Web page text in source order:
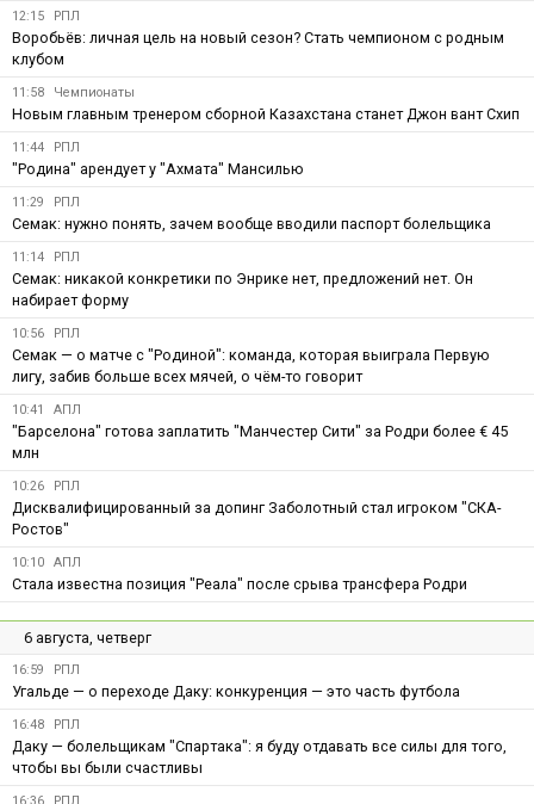
12:15 РПЛ
Воробьёв: личная цель на новый сезон? Стать чемпионом с родным
клубом
11:58 Чемпионаты
Новым главным тренером сборной Казахстана станет Джон вант Схип
11:44 РПЛ
"Родина" арендует у "Ахмата" Мансилью
11:29 РПЛ
Семак: нужно понять, зачем вообще вводили паспорт болельщика
11:14 РПЛ
Семак: никакой конкретики по Энрике нет, предложений нет. Он
набирает форму
10:56 РПЛ
Семак — о матче с "Родиной": команда, которая выиграла Первую
лигу, забив больше всех мячей, о чём-то говорит
10:41 АПЛ
"Барселона" готова заплатить "Манчестер Сити" за Родри более € 45
млн
10:26 РПЛ
Дисквалифицированный за допинг Заболотный стал игроком "СКА-
Ростов"
10:10 АПЛ
Стала известна позиция "Реала" после срыва трансфера Родри
6 августа, четверг
16:59 РПЛ
Угальде — о переходе Даку: конкуренция — это часть футбола
16:48 РПЛ
Даку — болельщикам "Спартака": я буду отдавать все силы для того,
чтобы вы были счастливы
16:36 РПЛ